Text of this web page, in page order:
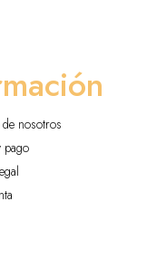
nosotros
pago